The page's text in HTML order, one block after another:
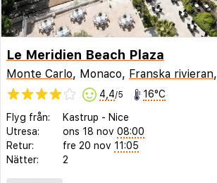
Le Meridien Beach Plaza
Monte Carlo, Monaco, Franska rivieran,
4,4/5 16°C
Flyg från: Kastrup - Nice
Utresa:
ons 18 nov 08:00
Retur:
fre 20 nov 11:05
Nätter:
2